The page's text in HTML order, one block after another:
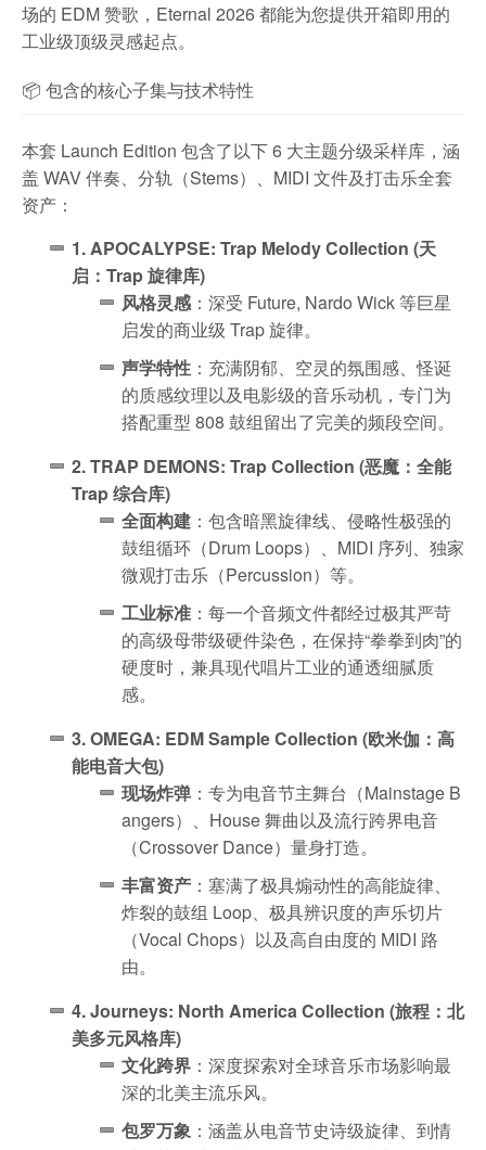
场的 EDM 赞歌，Eternal 2026 都能为您提供开箱即用的
工业级顶级灵感起点。
📦 包含的核心子集与技术特性
本套 Launch Edition 包含了以下 6 大主题分级采样库，涵
盖 WAV 伴奏、分轨（Stems）、MIDI 文件及打击乐全套
资产：
1. APOCALYPSE: Trap Melody Collection (天
启：Trap 旋律库)
风格灵感 ：深受 Future, Nardo Wick 等巨星
启发的商业级 Trap 旋律。
声学特性 ：充满阴郁、空灵的氛围感、怪诞
的质感纹理以及电影级的音乐动机，专门为
搭配重型 808 鼓组留出了完美的频段空间。
2. TRAP DEMONS: Trap Collection (恶魔：全能
Trap 综合库)
全面构建 ：包含暗黑旋律线、侵略性极强的
鼓组循环（Drum Loops）、MIDI 序列、独家
微观打击乐（Percussion）等。
工业标准 ：每一个音频文件都经过极其严苛
的高级母带级硬件染色，在保持“拳拳到肉”的
硬度时，兼具现代唱片工业的通透细腻质
感。
3. OMEGA: EDM Sample Collection (欧米伽：高
能电音大包)
现场炸弹：专为电音节主舞台（Mainstage B
angers）、House 舞曲以及流行跨界电音
（Crossover Dance）量身打造。
丰富资产 ：塞满了极具煽动性的高能旋律、
炸裂的鼓组 Loop、极具辨识度的声乐切片
（Vocal Chops）以及高自由度的 MIDI 路
由。
4. Journeys: North America Collection (旅程：北
美多元风格库)
文化跨界 ：深度探索对全球音乐市场影响最
深的北美主流乐风。
包罗万象 ：涵盖从电音节史诗级旋律、到情